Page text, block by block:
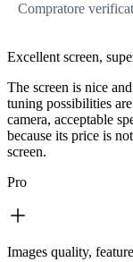
Compratore
Excellent screen,
The screen is nice
tuning possibilities
camera, acceptable
because its price is
screen.
Pro
Images quality,